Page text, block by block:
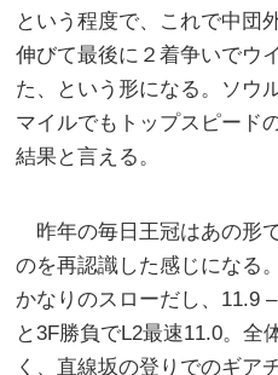
という程度で、これで中団
伸びて最後に２着争いでウ
た、という形になる。ソウ
マイルでもトップスピード
結果と言える。
昨年の毎日王冠はあの形
のを再認識した感じになる
かなりのスローだし、11.9
と3F勝負でL2最速11.0。全
く、直線坂の登りでのギア